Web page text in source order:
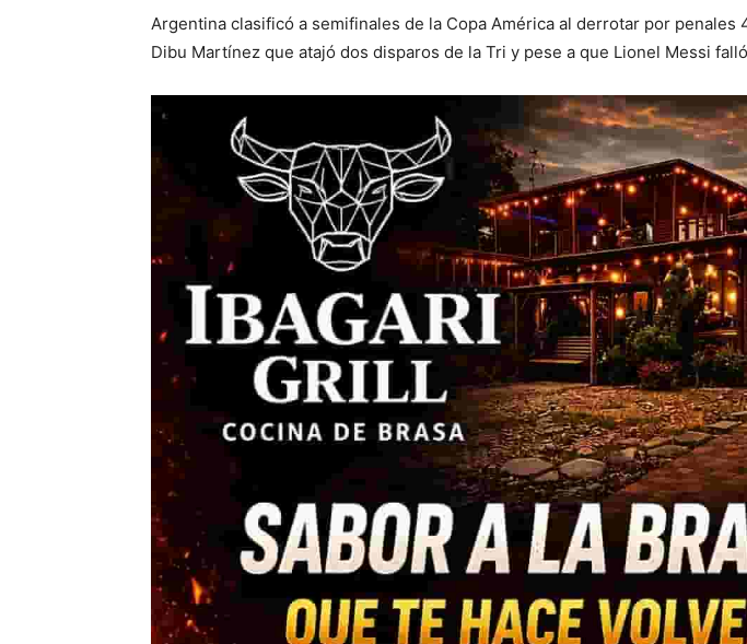
Argentina clasificó a semifinales de la Copa América al derrotar por penales
Dibu Martínez que atajó dos disparos de la Tri y pese a que Lionel Messi